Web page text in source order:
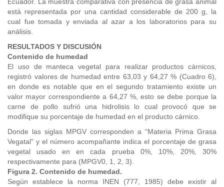
está representada por una cantidad considerable de 200 g, la
cual fue tomada y enviada al azar a los laboratorios para su
análisis.
RESULTADOS Y DISCUSIÓN
Contenido de humedad
El uso de manteca vegetal para realizar productos cárnicos,
registró valores de humedad entre 63,03 y 64,27 % (Cuadro 6),
en donde es notable que en el segundo tratamiento existe un
valor mayor correspondiente a 64,27 %, esto se debe porque la
carne de pollo sufrió una hidrolisis lo cual provocó que se
modifique su porcentaje de humedad en el producto cárnico.
Donde las siglas MPGV corresponden a “Materia Prima Grasa
Vegatal” y el número acompañante indica el porcentaje de grasa
vegetal usado en en cada prueba 0%, 10%, 20%, 30%
respectivamente para (MPGV0, 1, 2, 3).
Figura 2. Contenido de humedad.
Según establece la norma INEN (777, 1985) debe existir al